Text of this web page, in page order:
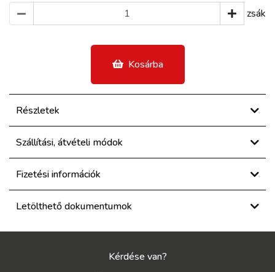
zsák
Kosárba
Részletek
Szállítási, átvételi módok
Fizetési információk
Letölthető dokumentumok
Kérdése van?